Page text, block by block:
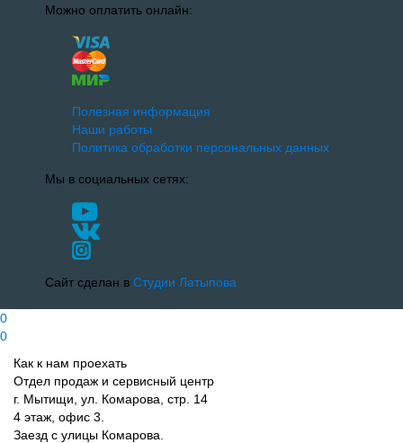
Можно оплатить онлайн:
Полезная информация
Наши работы
Политика обработки персональных данных
Мы в социальных сетях:
Сайт сделан в Студии Латыпова
0
0
Как к нам проехать
Отдел продаж и сервисный центр
г. Мытищи, ул. Комарова, стр. 14
4 этаж, офис 3.
Заезд с улицы Комарова.